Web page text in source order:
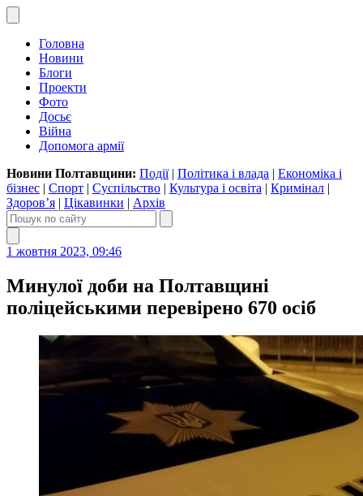
Головна
Новини
Блоги
Проекти
Фото
Досьє
Війна
Допомога армії
Новини Полтавщини: Події| Політика і влада | Економіка і
бізнес | Спорт | Суспільство | Культура і освіта | Кримінал |
Здоров’я | Цікавинки | Архів
1 жовтня 2023, 09:46
Минулої доби на Полтавщині
поліцейськими перевірено 670 осіб